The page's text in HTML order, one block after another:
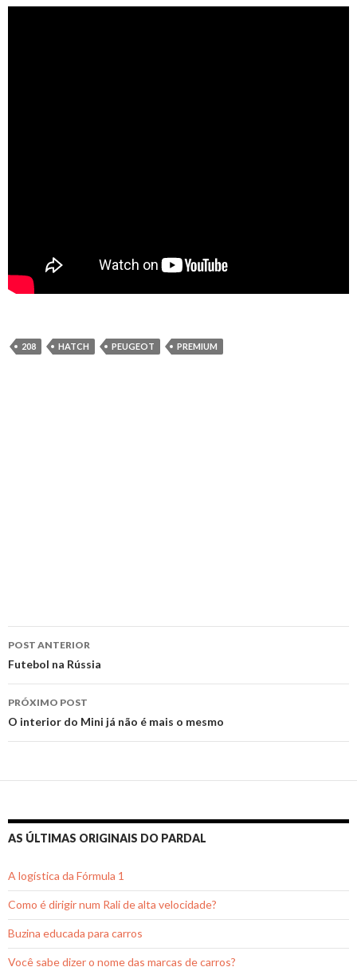
208 HATCH PEUGEOT PREMIUM
Navegação
de
posts
POST ANTERIOR
Futebol na Rússia
PRÓXIMO POST
O interior do Mini já não é mais o mesmo
AS ÚLTIMAS ORIGINAIS DO PARDAL
A logística da Fórmula 1
Como é dirigir num Rali de alta velocidade?
Buzina educada para carros
Você sabe dizer o nome das marcas de carros?